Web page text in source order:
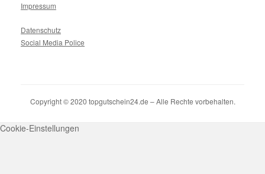
Impressum
Datenschutz
Social Media Police
Copyright © 2020 topgutschein24.de – Alle Rechte vorbehalten.
Cookie-Einstellungen